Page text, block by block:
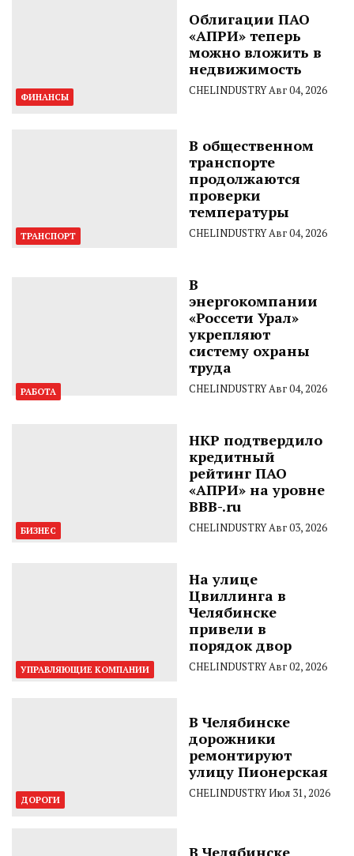
ФИНАНСЫ
Облигации ПАО
«АПРИ» теперь
можно вложить в
недвижимость
CHELINDUSTRY Авг 04, 2026
ТРАНСПОРТ
В общественном
транспорте
продолжаются
проверки
температуры
CHELINDUSTRY Авг 04, 2026
РАБОТА
В
энергокомпании
«Россети Урал»
укрепляют
систему охраны
труда
CHELINDUSTRY Авг 04, 2026
БИЗНЕС
НКР подтвердило
кредитный
рейтинг ПАО
«АПРИ» на уровне
BBB-.ru
CHELINDUSTRY Авг 03, 2026
УПРАВЛЯЮЩИЕ КОМПАНИИ
На улице
Цвиллинга в
Челябинске
привели в
порядок двор
CHELINDUSTRY Авг 02, 2026
ДОРОГИ
В Челябинске
дорожники
ремонтируют
улицу Пионерская
CHELINDUSTRYИюл 31, 2026
В Челябинске